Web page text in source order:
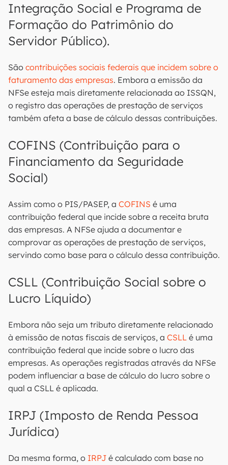
Integração Social e Programa de
Formação do Patrimônio do
Servidor Público).
São contribuições sociais federais que incidem sobre o
faturamento das empresas. Embora a emissão da
NFSe esteja mais diretamente relacionada ao ISSQN,
o registro das operações de prestação de serviços
também afeta a base de cálculo dessas contribuições.
COFINS (Contribuição para o
Financiamento da Seguridade
Social)
Assim como o PIS/PASEP, a COFINS é uma
contribuição federal que incide sobre a receita bruta
das empresas. A NFSe ajuda a documentar e
comprovar as operações de prestação de serviços,
servindo como base para o cálculo dessa contribuição.
CSLL (Contribuição Social sobre o
Lucro Líquido)
Embora não seja um tributo diretamente relacionado
à emissão de notas fiscais de serviços, a CSLL é uma
contribuição federal que incide sobre o lucro das
empresas. As operações registradas através da NFSe
podem influenciar a base de cálculo do lucro sobre o
qual a CSLL é aplicada.
IRPJ (Imposto de Renda Pessoa
Jurídica)
Da mesma forma, o IRPJ é calculado com base no